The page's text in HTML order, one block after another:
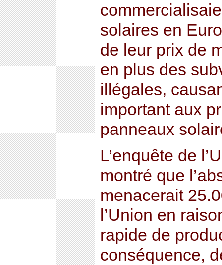
solaires en
de leur prix de
en plus des
illégales,
important aux
panneaux
L’enquête de
montré que
menacerait
l’Union en
rapide de
conséquence,